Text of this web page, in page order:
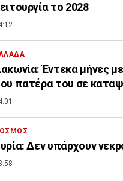
το 2028
Έντεκα μήνες
πατέρα του σε
Δεν υπάρχουν